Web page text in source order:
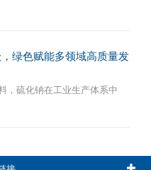
绿色赋能多领域高质量发
，硫化钠在工业生产体系中